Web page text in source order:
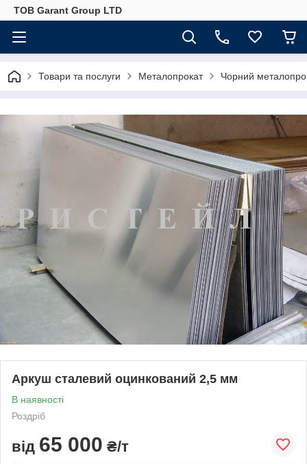
ТОВ Garant Group LTD
Товари та послуги Металопрокат Чорний
Аркуш сталевий оцинкований 2,5 мм
В наявності
Роздріб
від 65 000 ₴/т